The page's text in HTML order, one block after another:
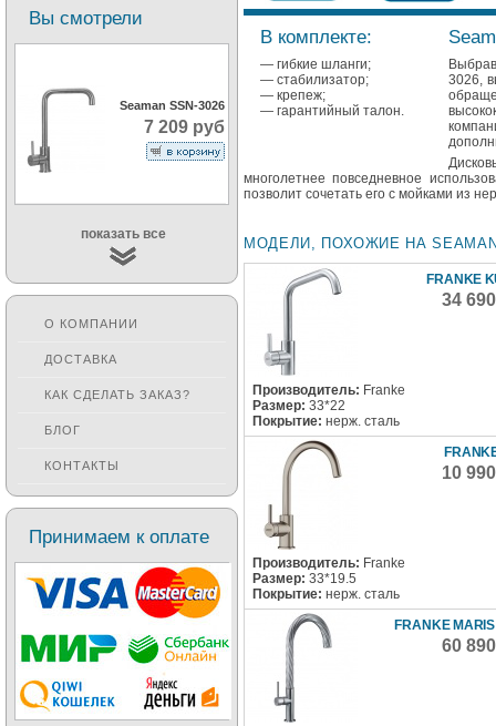
В комплекте:
— гибкие шланги;
— стабилизатор;
— крепеж;
— гарантийный талон.
3026,
многолетнее повседневное
позволит сочетать его с мойками из
МОДЕЛИ, ПОХОЖИЕ НА SEAMAN
FRANKE
34
Производитель: Franke
Размер: 33*22
Покрытие: нерж. сталь
10
Производитель: Franke
Размер: 33*19.5
Покрытие: нерж. сталь
FRANKE
60
Вы смотрели
Seaman SSN-3026
7 209 руб
показать все
О КОМПАНИИ
ДОСТАВКА
КАК СДЕЛАТЬ ЗАКАЗ?
БЛОГ
КОНТАКТЫ
Принимаем к оплате